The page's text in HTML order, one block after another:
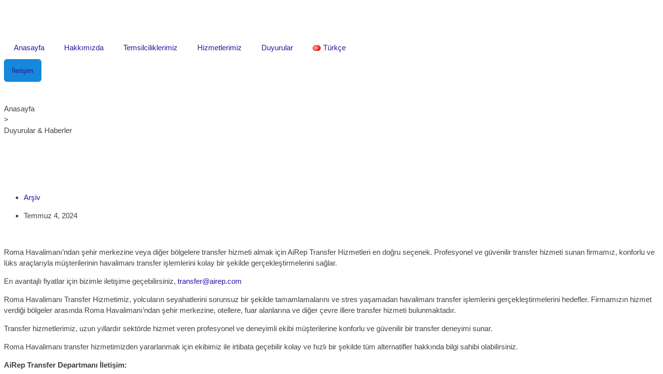
Anasayfa Hakkımızda Temsilciliklerimiz Hizmetlerimiz Duyurular Türkçe
İletişim
Anasayfa
>
Duyurular & Haberler
Arşiv
Temmuz 4, 2024
Roma Havalimanı’ndan şehir merkezine veya diğer bölgelere transfer hizmeti almak için AiRep Transfer Hizmetleri en doğru seçenek. Profesyonel ve güvenilir transfer hizmeti sunan firmamız, konforlu ve
lüks araçlarıyla müşterilerinin havalimanı transfer işlemlerini kolay bir şekilde gerçekleştirmelerini sağlar.
En avantajlı fiyatlar için bizimle iletişime geçebilirsiniz, transfer@airep.com
Roma Havalimanı Transfer Hizmetimiz, yolcuların seyahatlerini sorunsuz bir şekilde tamamlamalarını ve stres yaşamadan havalimanı transfer işlemlerini gerçekleştirmelerini hedefler. Firmamızın hizmet
verdiği bölgeler arasında Roma Havalimanı’ndan şehir merkezine, otellere, fuar alanlarına ve diğer çevre illere transfer hizmeti bulunmaktadır.
Transfer hizmetlerimiz, uzun yıllardır sektörde hizmet veren profesyonel ve deneyimli ekibi müşterilerine konforlu ve güvenilir bir transfer deneyimi sunar.
Roma Havalimanı transfer hizmetimizden yararlanmak için ekibimiz ile irtibata geçebilir kolay ve hızlı bir şekilde tüm alternatifler hakkında bilgi sahibi olabilirsiniz.
AiRep Transfer Departmanı İletişim: